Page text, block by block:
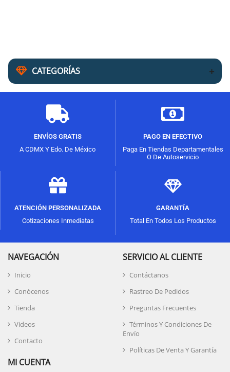
CATEGORÍAS
ENVÍOS GRATIS
A CDMX Y Edo. De México
PAGO EN EFECTIVO
Paga En Tiendas Departamentales
O De Autoservicio
ATENCIÓN PERSONALIZADA
Cotizaciones Inmediatas
GARANTÍA
Total En Todos Los Productos
NAVEGACIÓN
Inicio
Conócenos
Tienda
Videos
Contacto
SERVICIO AL CLIENTE
Contáctanos
Rastreo De Pedidos
Preguntas Frecuentes
Términos Y Condiciones De
Envío
Políticas De Venta Y Garantía
MI CUENTA